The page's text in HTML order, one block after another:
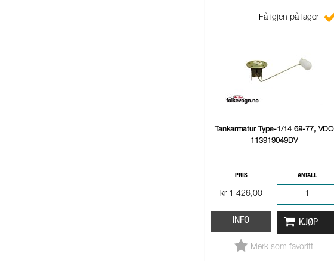
Få igjen på lager
Tankarmatur Type-1/14 68-77, VDO
113919049DV
PRIS
kr 1 426,00
ANTALL
INFO KJØP
Merk som favoritt